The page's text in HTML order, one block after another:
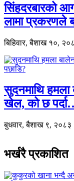
सिंहदरबारको
लामा प्रकरणले
बिहिवार, बैशाख १०,
सुदनमाथि
खेल, को छ
बुधवार, बैशाख ९, २०८३
भर्खरै प्रकाशित